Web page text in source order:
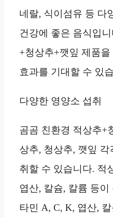
네랄, 식이섬유 등 다
건강에 좋은 음식입
+청상추+깻잎 제품
효과를 기대할 수 있
다양한 영양소 섭취
곰곰 친환경 적상추+
상추, 청상추, 깻잎 각
취할 수 있습니다. 적
엽산, 칼슘, 칼륨 등이
타민 A, C, K, 엽산,